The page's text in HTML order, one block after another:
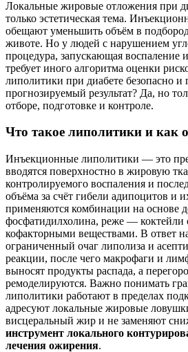
Локальные жировые отложения при
только эстетическая тема.
обещают уменьшить объём в
животе. Но у людей с нарушением
процедура, запускающая воспаление
требует иного алгоритма оценки
липолитики при диабете безопасно и
прогнозируемый результат? Да, но
отборе, подготовке и контроле.
Что такое липолитики и как
Инъекционные липолитики — это
вводятся поверхностно в жировую
контролируемого воспаления и
объёма за счёт гибели адипоцитов и
применяются комбинации на основе
фосфатидилхолина, реже — коктейли
кофакторными веществами. В ответ
ограниченный очаг липолиза и
реакции, после чего макрофаги и
выносят продукты распада, а
ремоделируются. Важно понимать
липолитики работают в пределах
адресуют локальные жировые
висцеральный жир и не заменяют
инструмент локального
лечения ожирения.